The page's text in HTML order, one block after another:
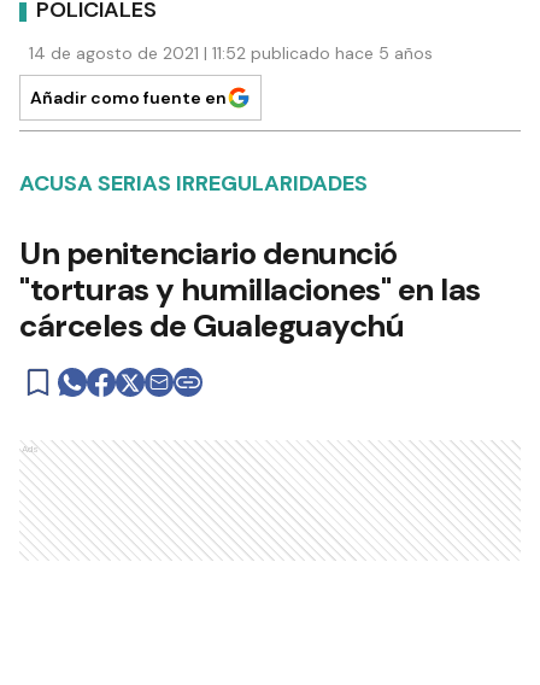
POLICIALES
14 de agosto de 2021 | 11:52 publicado hace 5 años
Añadir como fuente en
ACUSA SERIAS IRREGULARIDADES
Un penitenciario denunció
"torturas y humillaciones" en las
cárceles de Gualeguaychú
Ads